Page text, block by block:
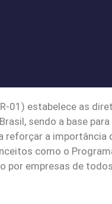
01) estabelece as
sendo a base
reforçar a importância
como o
por empresas de